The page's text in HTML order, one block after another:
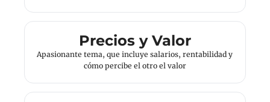
Precios y Valor
Apasionante tema, que incluye salarios, rentabilidad y
cómo percibe el otro el valor